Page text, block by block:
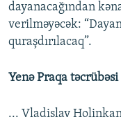
dayanacağından
verilməyəcək:
quraşdırılacaq”.
Yenə Praqa təcrübəsi
... Vladislav